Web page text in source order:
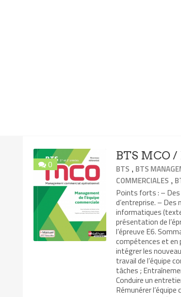
0
BTS MCO
BTS , BTS
COMMERCIALES ,
Points forts : –
d’entreprise. –
informatiques
présentation de
l’épreuve E6.
compétences et en
intégrer les
travail de l’équipe
tâches ;
Conduire un
Rémunérer